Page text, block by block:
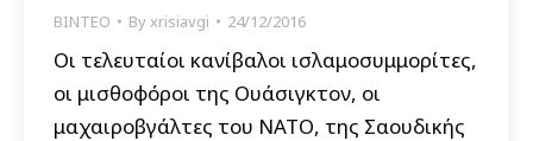
ΒΙΝΤΕΟ Byxrisiavgi 24/12/2016
Οι τελευταίοι κανίβαλοι ισλαμοσυμμορίτες,
οι μισθοφόροι της Ουάσιγκτον, οι
μαχαιροβγάλτες του ΝΑΤΟ, της Σαουδικής